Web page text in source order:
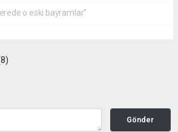
o eski bayramlar”
Gönder